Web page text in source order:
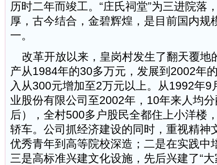
历时二年而竣工。“庄氏祠堂”为三进院落
厚，古今结合，金碧辉煌，是目前国内规
一。
改革开放以来，皇岗村发生了翻天覆地
产从1984年的30多万元，发展到2002年
入从300元增加至2万元以上。从1992年9
业股份有限公司至2002年，10年来人均
后），全村500多户股民全都住上小洋楼
轿车。公司抓经济建设的同时，重视精神
优秀青年到高等院校深造；二是在实践中
三是高标准兴建文化设施，先后兴建了“